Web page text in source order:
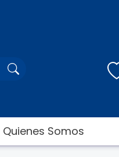
Quienes Somos